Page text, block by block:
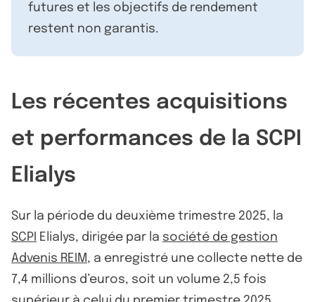
futures et les objectifs de rendement
restent non garantis.
Les récentes acquisitions
et performances de la SCPI
Elialys
Sur la période du deuxième trimestre 2025, la
SCPI Elialys, dirigée par la société de gestion
Advenis REIM, a enregistré une collecte nette de
7,4 millions d’euros, soit un volume 2,5 fois